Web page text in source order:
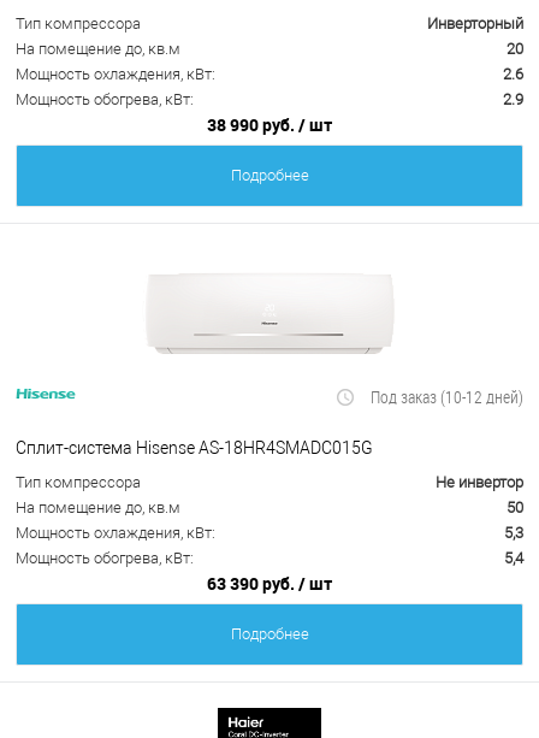
Тип компрессора
Инверторный
На помещение до, кв.м
20
Мощность охлаждения, кВт:
2.6
Мощность обогрева, кВт:
2.9
38 990 руб. / шт
Подробнее
Под заказ (10-12 дней)
Сплит-система Hisense AS-18HR4SMADC015G
Тип компрессора
Не инвертор
На помещение до, кв.м
50
Мощность охлаждения, кВт:
5,3
Мощность обогрева, кВт:
5,4
63 390 руб. / шт
Подробнее